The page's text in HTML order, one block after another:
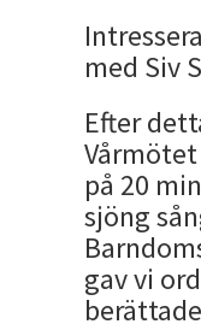
med Siv
Efter
på 20
sjöng
gav vi